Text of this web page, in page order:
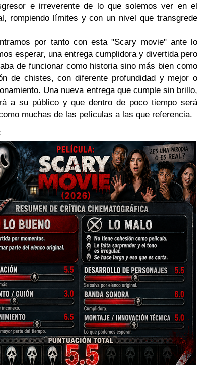
e irreverente de lo que solemos ver en el
rompiendo límites y con un nivel que transgrede
por tanto con esta "Scary movie" ante lo
esperar, una entrega cumplidora y divertida pero
de funcionar como historia sino más bien como
de chistes, con diferente profundidad y mejor o
Una nueva entrega que cumple sin brillo,
a su público y que dentro de poco tiempo será
muchas de las películas a las que referencia.